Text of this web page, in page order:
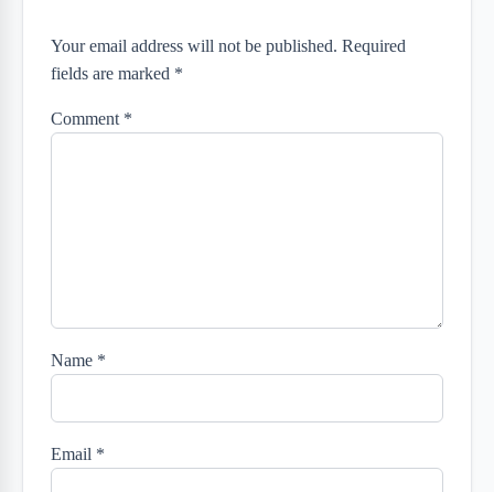
Your email address will not be published. Required
fields are marked *
Comment *
Name *
Email *